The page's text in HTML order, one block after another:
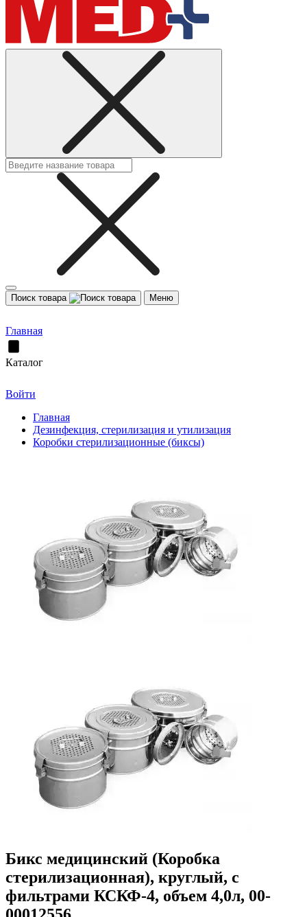
Поиск товара Меню
Главная
Каталог
Войти
Главная
Дезинфекция, стерилизация и утилизация
Коробки стерилизационные (биксы)
Бикс медицинский (Коробка
стерилизационная), круглый, с
фильтрами КСКФ-4, объем 4,0л, 00-